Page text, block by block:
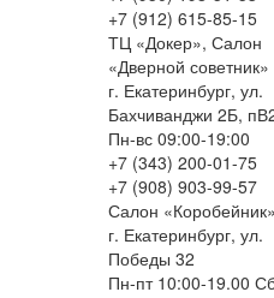
+7 (912) 615-85-15
ТЦ «Докер», Салон
«Дверной советник»
г. Екатеринбург, ул.
Бахчиванджи 2Б,
Пн-вс 09:00-19:00
+7 (343) 200-01-75
+7 (908) 903-99-57
Салон
г. Екатеринбург, ул.
Победы 32
Пн-пт 10:00-19.00